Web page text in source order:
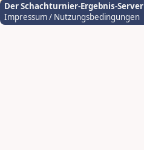
Der Schachturnier-Ergebnis-Server
Impressum / Nutzungsbedingungen